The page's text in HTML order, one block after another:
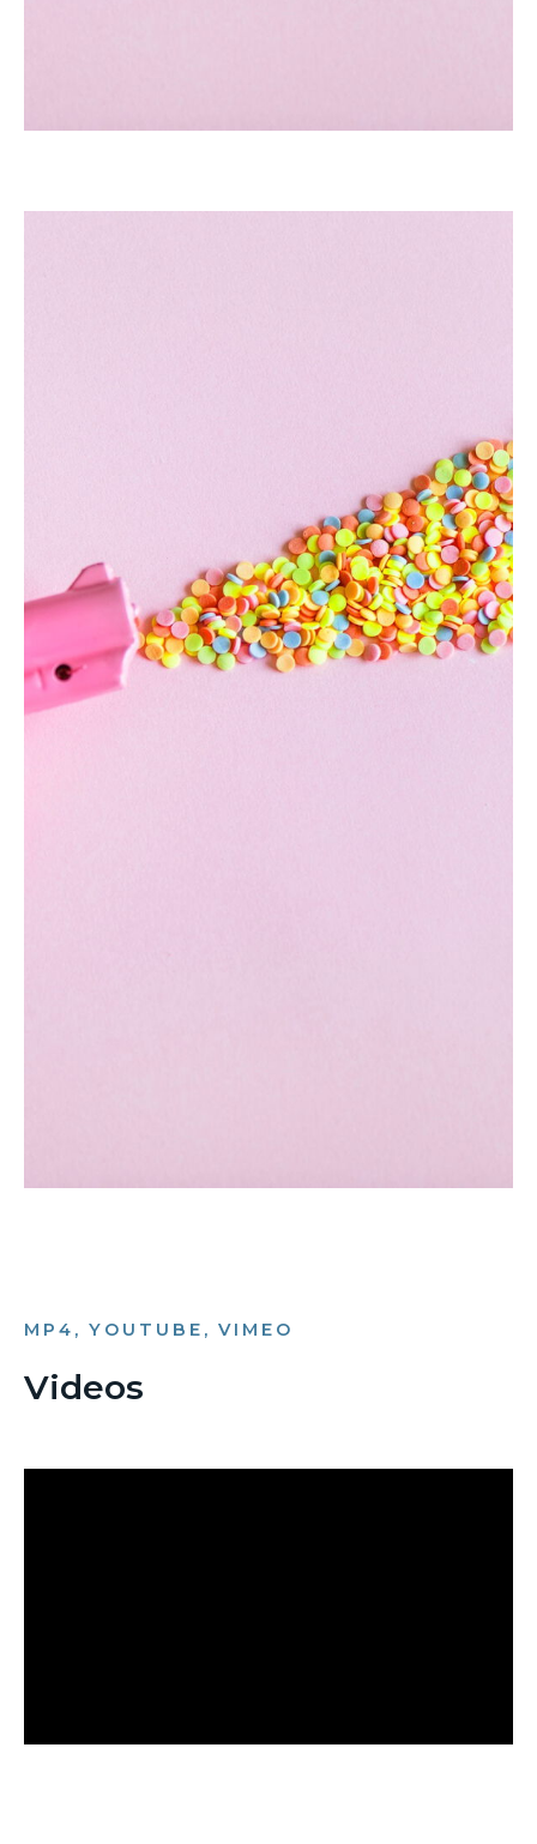
MP4, YOUTUBE, VIMEO
Videos